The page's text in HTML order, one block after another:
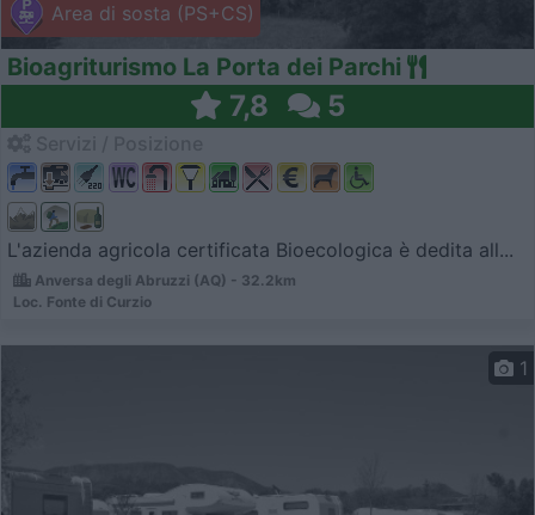
Area di sosta (PS+CS)
Bioagriturismo La Porta dei Parchi
7,8 5
L'azienda agricola certificata Bioecologica è dedita all...
Anversa degli Abruzzi (AQ) - 32.2km
Loc. Fonte di Curzio
1